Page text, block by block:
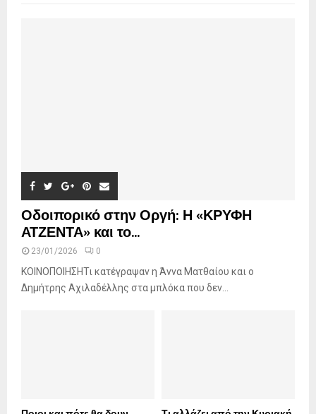
Οδοιπορικό στην Οργή: Η «ΚΡΥΦΗ
ΑΤΖΕΝΤΑ» και το...
23/01/2026 0
ΚΟΙΝΟΠΟΙΗΣΗΤι κατέγραψαν η Άννα Ματθαίου και ο
Δημήτρης Αχιλαδέλλης στα μπλόκα που δεν...